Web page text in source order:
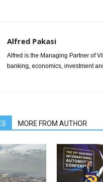
Alfred Pakasi
Alfred is the Managing Partner of
banking, economics, investment
MORE FROM AUTHOR